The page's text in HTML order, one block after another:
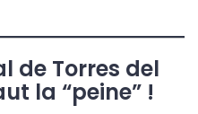
de Torres del
la “peine” !